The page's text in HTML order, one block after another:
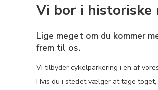
Vi bor i
Lige meget om du kommer
frem til os.
Vi tilbyder cykelparkering i en af
Hvis du i stedet vælger at tage